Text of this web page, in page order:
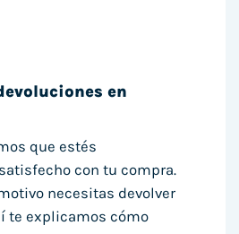
en
que estés
con tu compra.
necesitas devolver
te explicamos cómo